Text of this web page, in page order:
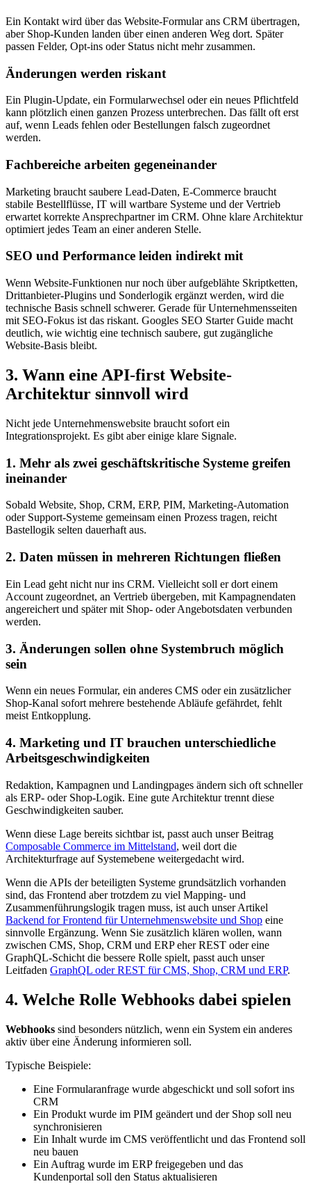
Ein Kontakt wird über das Website-Formular ans CRM übertragen,
aber Shop-Kunden landen über einen anderen Weg dort. Später
passen Felder, Opt-ins oder Status nicht mehr zusammen.
Änderungen werden riskant
Ein Plugin-Update, ein Formularwechsel oder ein neues Pflichtfeld
kann plötzlich einen ganzen Prozess unterbrechen. Das fällt oft erst
auf, wenn Leads fehlen oder Bestellungen falsch zugeordnet
werden.
Fachbereiche arbeiten gegeneinander
Marketing braucht saubere Lead-Daten, E-Commerce braucht
stabile Bestellflüsse, IT will wartbare Systeme und der Vertrieb
erwartet korrekte Ansprechpartner im CRM. Ohne klare Architektur
optimiert jedes Team an einer anderen Stelle.
SEO und Performance leiden indirekt mit
Wenn Website-Funktionen nur noch über aufgeblähte Skriptketten,
Drittanbieter-Plugins und Sonderlogik ergänzt werden, wird die
technische Basis schnell schwerer. Gerade für Unternehmensseiten
mit SEO-Fokus ist das riskant. Googles SEO Starter Guide macht
deutlich, wie wichtig eine technisch saubere, gut zugängliche
Website-Basis bleibt.
3. Wann eine API-first Website-
Architektur sinnvoll wird
Nicht jede Unternehmenswebsite braucht sofort ein
Integrationsprojekt. Es gibt aber einige klare Signale.
1. Mehr als zwei geschäftskritische Systeme greifen
ineinander
Sobald Website, Shop, CRM, ERP, PIM, Marketing-Automation
oder Support-Systeme gemeinsam einen Prozess tragen, reicht
Bastellogik selten dauerhaft aus.
2. Daten müssen in mehreren Richtungen fließen
Ein Lead geht nicht nur ins CRM. Vielleicht soll er dort einem
Account zugeordnet, an Vertrieb übergeben, mit Kampagnendaten
angereichert und später mit Shop- oder Angebotsdaten verbunden
werden.
3. Änderungen sollen ohne Systembruch möglich
sein
Wenn ein neues Formular, ein anderes CMS oder ein zusätzlicher
Shop-Kanal sofort mehrere bestehende Abläufe gefährdet, fehlt
meist Entkopplung.
4. Marketing und IT brauchen unterschiedliche
Arbeitsgeschwindigkeiten
Redaktion, Kampagnen und Landingpages ändern sich oft schneller
als ERP- oder Shop-Logik. Eine gute Architektur trennt diese
Geschwindigkeiten sauber.
Wenn diese Lage bereits sichtbar ist, passt auch unser Beitrag
Composable Commerce im Mittelstand, weil dort die
Architekturfrage auf Systemebene weitergedacht wird.
Wenn die APIs der beteiligten Systeme grundsätzlich vorhanden
sind, das Frontend aber trotzdem zu viel Mapping- und
Zusammenführungslogik tragen muss, ist auch unser Artikel
Backend for Frontend für Unternehmenswebsite und Shop eine
sinnvolle Ergänzung. Wenn Sie zusätzlich klären wollen, wann
zwischen CMS, Shop, CRM und ERP eher REST oder eine
GraphQL-Schicht die bessere Rolle spielt, passt auch unser
Leitfaden GraphQL oder REST für CMS, Shop, CRM und ERP.
4. Welche Rolle Webhooks dabei spielen
Webhooks sind besonders nützlich, wenn ein System ein anderes
aktiv über eine Änderung informieren soll.
Typische Beispiele:
Eine Formularanfrage wurde abgeschickt und soll sofort ins
CRM
Ein Produkt wurde im PIM geändert und der Shop soll neu
synchronisieren
Ein Inhalt wurde im CMS veröffentlicht und das Frontend soll
neu bauen
Ein Auftrag wurde im ERP freigegeben und das
Kundenportal soll den Status aktualisieren